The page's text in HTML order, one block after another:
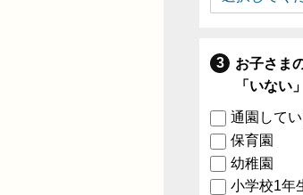
お子さま
「いない
通園して
保育園
幼稚園
小学校1年